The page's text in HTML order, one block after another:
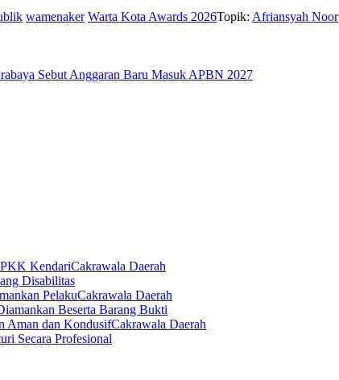
wamenaker Warta Kota Awards 2026Topik: Afriansyah Noor
Sebut Anggaran Baru Masuk APBN 2027
Cakrawala Daerah
Disabilitas
Cakrawala Daerah
Beserta Barang Bukti
Cakrawala Daerah
Secara Profesional